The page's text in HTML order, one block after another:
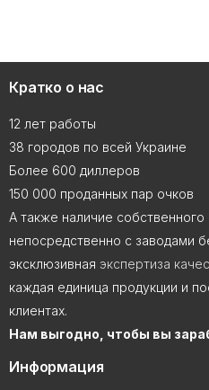
Кратко о нас
12 лет работы
38 городов по всей Украине
Более 600 диллеров
150 000 проданных пар очков
А также наличие
непосредственно с заводами
эксклюзивная экспертиза
каждая единица продукции и
клиентах.
Нам выгодно, чтобы вы
Информация